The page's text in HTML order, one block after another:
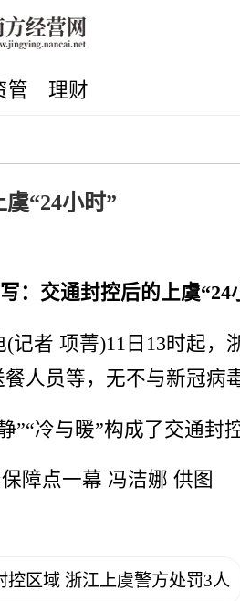
管 理财
“24小时”
：交通封控后的上虞“24
(记者 项菁)11日13时起
人员等，无不与新冠病
冷与暖”构成了交通封控
控区域 浙江上虞警方处罚3人